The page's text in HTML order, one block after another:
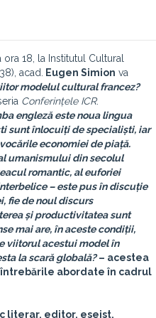
18, la Institutul Cultural
acad.
Eugen Simion va
modelul cultural francez?
Conferințele ICR.
engleză este noua lingua
sunt înlocuiți de specialiști, iar
economiei de piață.
umanismului din secolul
romantic, al euforiei
– este pus în discuție
fie de noul discurs
și productivitatea sunt
mai are, în aceste condiții,
viitorul acestui model în
la scară globală?– acestea
abordate în cadrul
literar, editor, eseist,